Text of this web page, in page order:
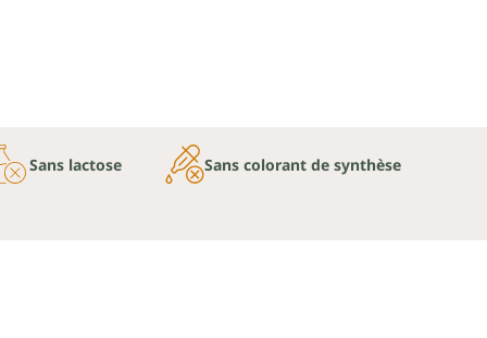
Sans lactose
Sans colorant de synthèse